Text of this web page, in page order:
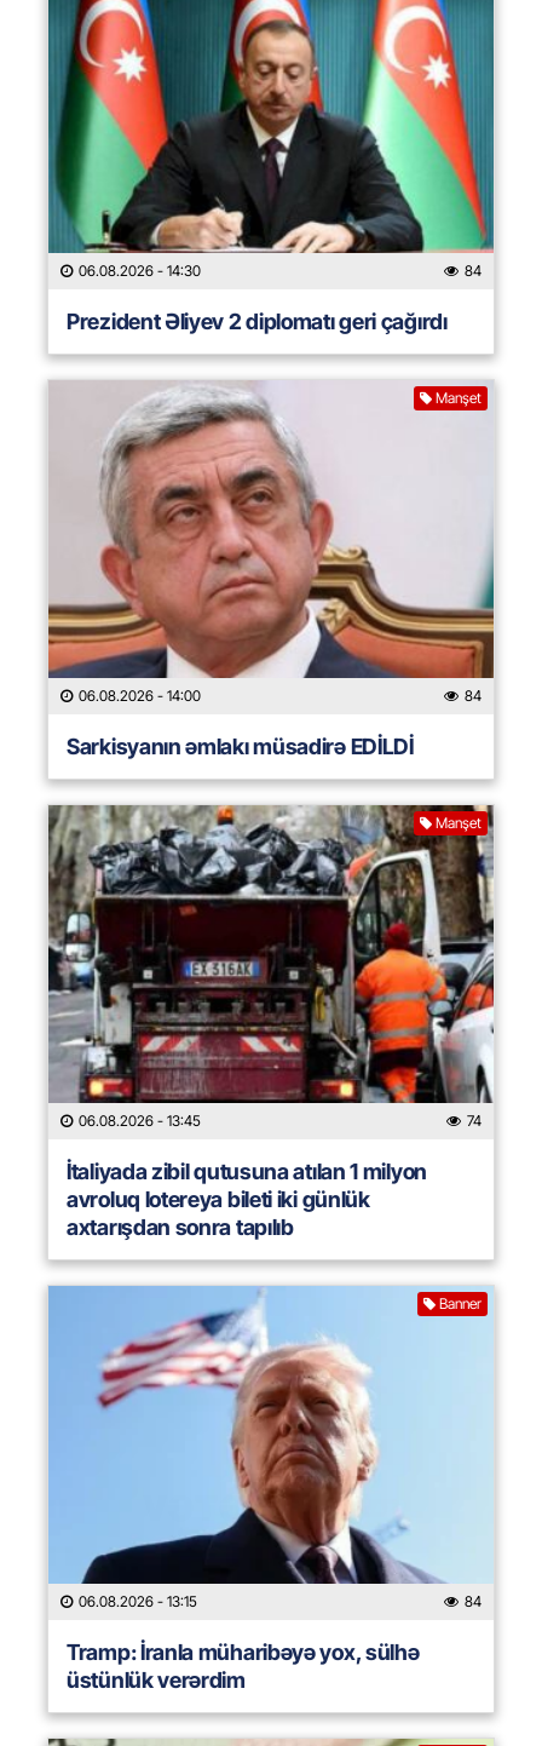
06.08.2026 - 14:30 84
Prezident Əliyev 2 diplomatı geri çağırdı
Manşet
06.08.2026 - 14:00 84
Sarkisyanın əmlakı müsadirə EDİLDİ
Manşet
06.08.2026 - 13:45 74
İtaliyada zibil qutusuna atılan 1 milyon
avroluq lotereya bileti iki günlük
axtarışdan sonra tapılıb
Banner
06.08.2026 - 13:15 84
Tramp: İranla müharibəyə yox, sülhə
üstünlük verərdim